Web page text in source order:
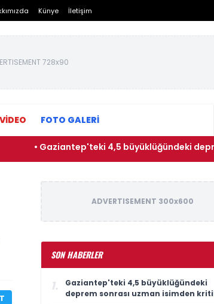
Künye İletişim
728x90
VİDEO FOTO GALERİ
• Gaziantep'teki 4,5 büyüklüğündeki deprem
ADVERTISEMENT 300x600
SON HABERLER
1.
Gaziantep'teki 4,5 büyüklüğündeki
deprem sonrası uzman isimden